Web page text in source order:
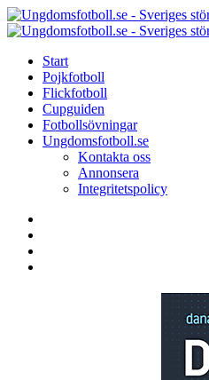
Menu
Search
Menu
Start
Pojkfotboll
Flickfotboll
Cupguiden
Fotbollsövningar
Ungdomsfotboll.se
Kontakta oss
Annonsera
Integritetspolicy